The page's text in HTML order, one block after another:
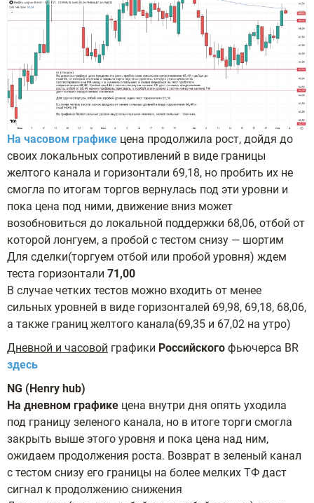
На часовом графике цена продолжила рост, дойдя до
своих локальных сопротивлений в виде границы
желтого канала и горизонтали 69,18, но пробить их не
смогла по итогам торгов вернулась под эти уровни и
пока цена под ними, движение вниз может
возобновиться до локальной поддержки 68,06, отбой от
которой лонгуем, а пробой с тестом снизу — шортим
Для сделки(торгуем отбой или пробой уровня) ждем
теста горизонтали 71,00
В случае четких тестов можно входить от менее
сильных уровней в виде горизонталей 69,98, 69,18, 68,06,
а также границ желтого канала(69,35 и 67,02 на утро)
Дневной и часовой графики Российского фьючерса BR
здесь
NG (Henry hub)
На дневном графике цена внутри дня опять уходила
под границу зеленого канала, но в итоге торги смогла
закрыть выше этого уровня и пока цена над ним,
ожидаем продолжения роста. Возврат в зеленый канал
с тестом снизу его границы на более мелких ТФ даст
сигнал к продолжению снижения